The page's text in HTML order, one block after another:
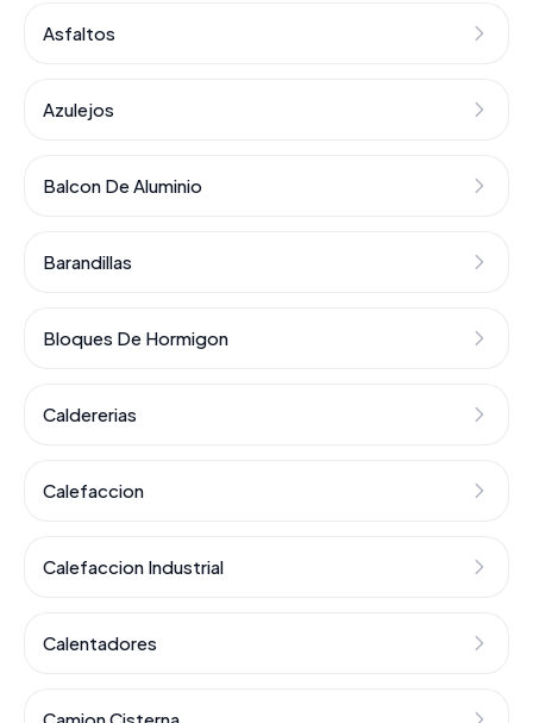
Asfaltos
Azulejos
Balcon De Aluminio
Barandillas
Bloques De Hormigon
Caldererias
Calefaccion
Calefaccion Industrial
Calentadores